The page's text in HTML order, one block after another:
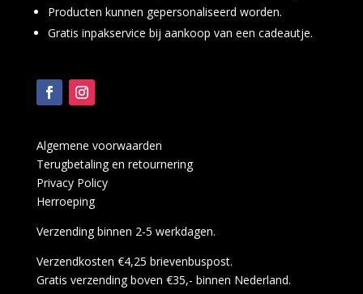
Producten kunnen gepersonaliseerd worden.
Gratis inpakservice bij aankoop van een cadeautje.
Algemene voorwaarden
Terugbetaling en retournering
Privacy Policy
Herroeping
Verzending binnen 2-5 werkdagen.
Verzendkosten €4,25 brievenbuspost.
Gratis verzending boven €35,- binnen Nederland.